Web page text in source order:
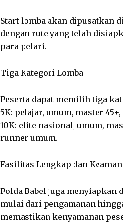
Start lomba akan dipusatkan
dengan rute yang telah
para pelari.
Tiga Kategori Lomba
Peserta dapat memilih tiga
5K: pelajar, umum, master
10K: elite nasional, umum,
runner umum.
Fasilitas Lengkap dan
Polda Babel juga menyiapkan
mulai dari pengamanan
memastikan kenyamanan